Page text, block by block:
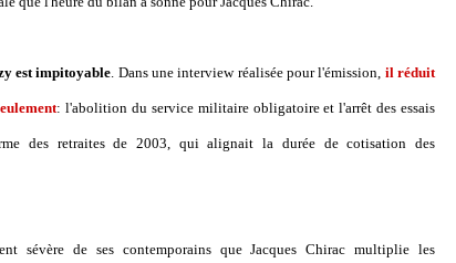
est impitoyable. Dans une interview réalisée pour l'émission, il réduit
: l'abolition du service militaire obligatoire et l'arrêt des essais
des retraites de 2003, qui alignait la durée de cotisation des
sévère de ses contemporains que Jacques Chirac multiplie les